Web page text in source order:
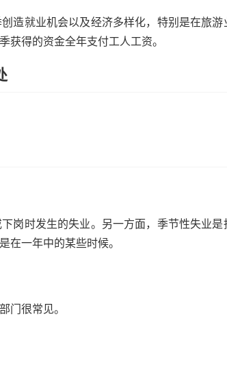
造就业机会以及经济多样化，特别是在旅游
获得的资金全年支付工人工资。
岗时发生的失业。另一方面，季节性失业是
在一年中的某些时候。
门很常见。